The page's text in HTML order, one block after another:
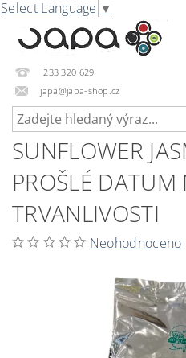
Select Language ▼
233 320 629
japa@japa-shop.cz
SUNFLOWER
PROŠLÉ
TRVANLIVOSTI
Neohodnoceno